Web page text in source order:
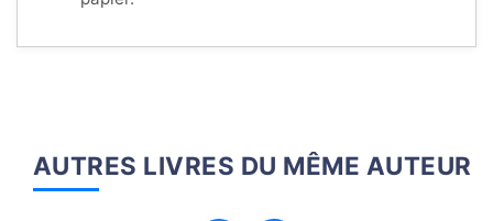
AUTRES LIVRES DU MÊME AUTEUR